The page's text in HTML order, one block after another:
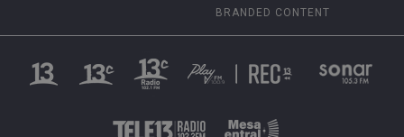
BRANDED CONTENT